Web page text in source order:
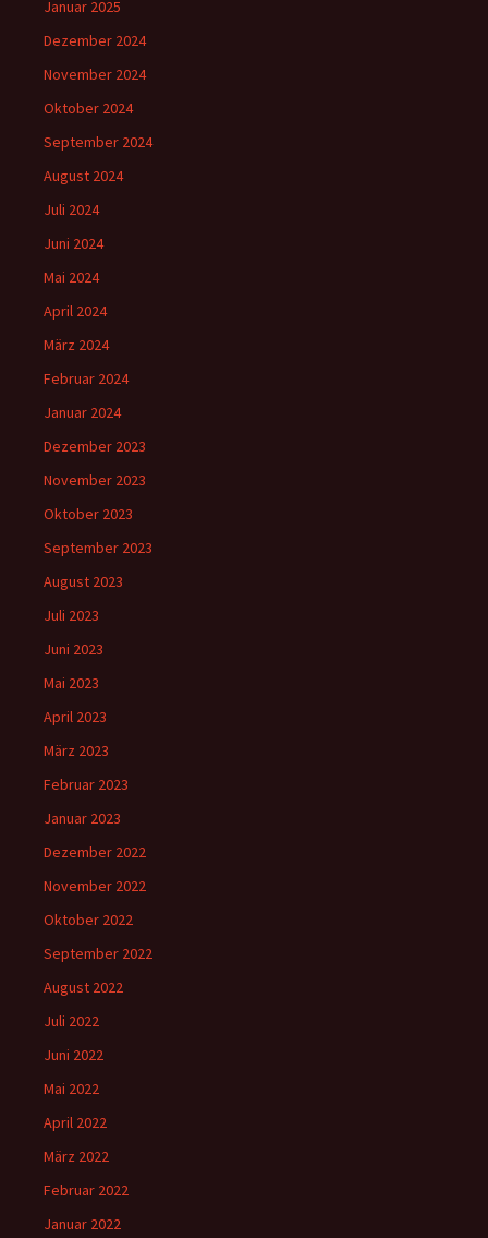
Januar 2025
Dezember 2024
November 2024
Oktober 2024
September 2024
August 2024
Juli 2024
Juni 2024
Mai 2024
April 2024
März 2024
Februar 2024
Januar 2024
Dezember 2023
November 2023
Oktober 2023
September 2023
August 2023
Juli 2023
Juni 2023
Mai 2023
April 2023
März 2023
Februar 2023
Januar 2023
Dezember 2022
November 2022
Oktober 2022
September 2022
August 2022
Juli 2022
Juni 2022
Mai 2022
April 2022
März 2022
Februar 2022
Januar 2022